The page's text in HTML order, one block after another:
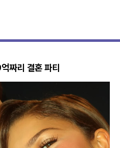
짜리 결혼 파티